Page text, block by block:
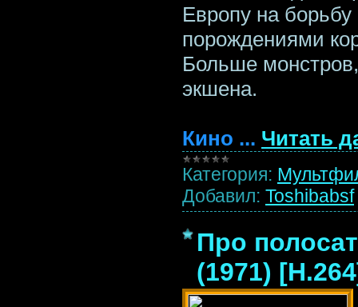
Европу на
порождениями
Больше
экшена.
Кино ... Читать
Категория:
Добавил: Toshibabsf
Про
(1971)